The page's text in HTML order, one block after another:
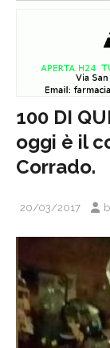
100 DI
oggi è il
Corrado.
20/03/2017